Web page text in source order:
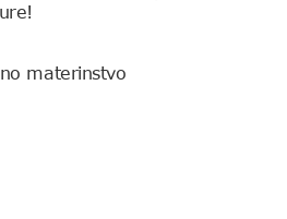
materinstvo